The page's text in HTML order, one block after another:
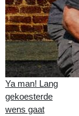
Ya man! Lang
gekoesterde
wens gaat